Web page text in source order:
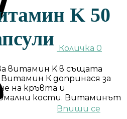
Впиши се
Количка 0
K 50
витамин K в същата
К допринася за
на кръвта и
кости. Витаминът